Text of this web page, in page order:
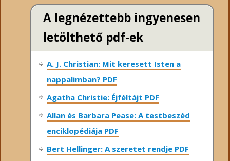
A legnézettebb ingyenesen
letölthető pdf-ek
A. J. Christian: Mit keresett Isten a
nappalimban? PDF
Agatha Christie: Éjféltájt PDF
Allan és Barbara Pease: A testbeszéd
enciklopédiája PDF
Bert Hellinger: A ​szeretet rendje PDF